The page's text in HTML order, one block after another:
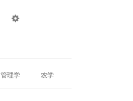

管理学 农学